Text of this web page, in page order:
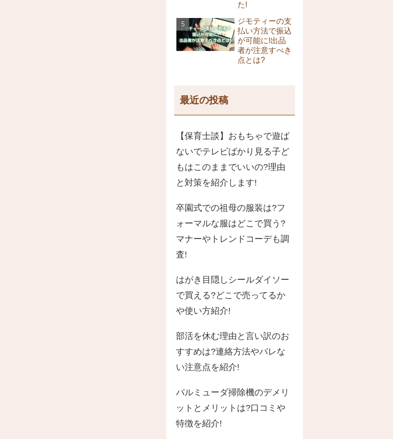
た!
ジモティーの支
払い方法で振込
が可能に!出品
者が注意すべき
点とは?
最近の投稿
【保育士談】おもちゃで遊ば
ないでテレビばかり見る子ど
もはこのままでいいの?理由
と対策を紹介します!
卒園式での祖母の服装は?フ
ォーマルな服はどこで買う?
マナーやトレンドコーデも調
査!
はがき目隠しシールダイソー
で買える?どこで売ってるか
や使い方紹介!
部活を休む理由と言い訳のお
すすめは?連絡方法やバレな
い注意点を紹介!
バルミューダ掃除機のデメリ
ットとメリットは?口コミや
特徴を紹介!